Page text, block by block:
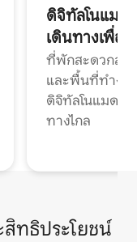
ดิจิทัลโนแมด
เดินทางเพื่อ
ที่พักสะดวกสบ
และพื้นที่ทำงา
ดิจิทัลโนแมดแ
ทางไกล
ทธิประโยชน์